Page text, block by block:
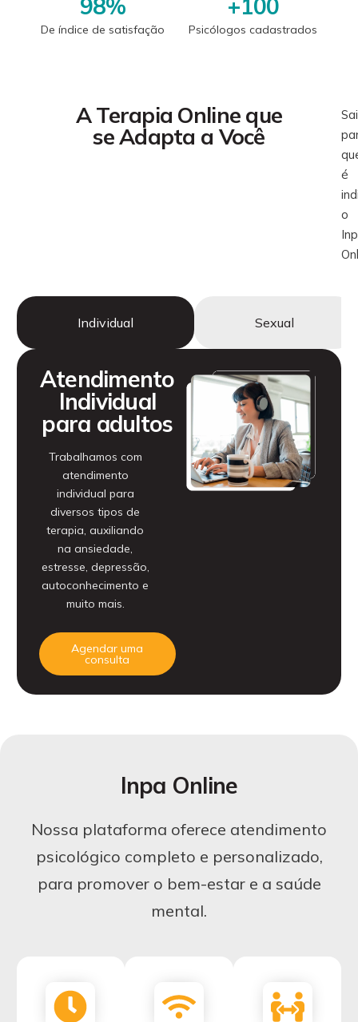
98%
De índice de satisfação
+100
Psicólogos cadastrados
A Terapia Online que
se Adapta a Você
é
o
Individual Sexual
Atendimento
Individual
para adultos
Trabalhamos com
atendimento
individual para
diversos tipos de
terapia, auxiliando
na ansiedade,
estresse, depressão,
autoconhecimento e
muito mais.
Agendar uma
consulta
Inpa Online
Nossa plataforma oferece atendimento
psicológico completo e personalizado,
para promover o bem-estar e a saúde
mental.